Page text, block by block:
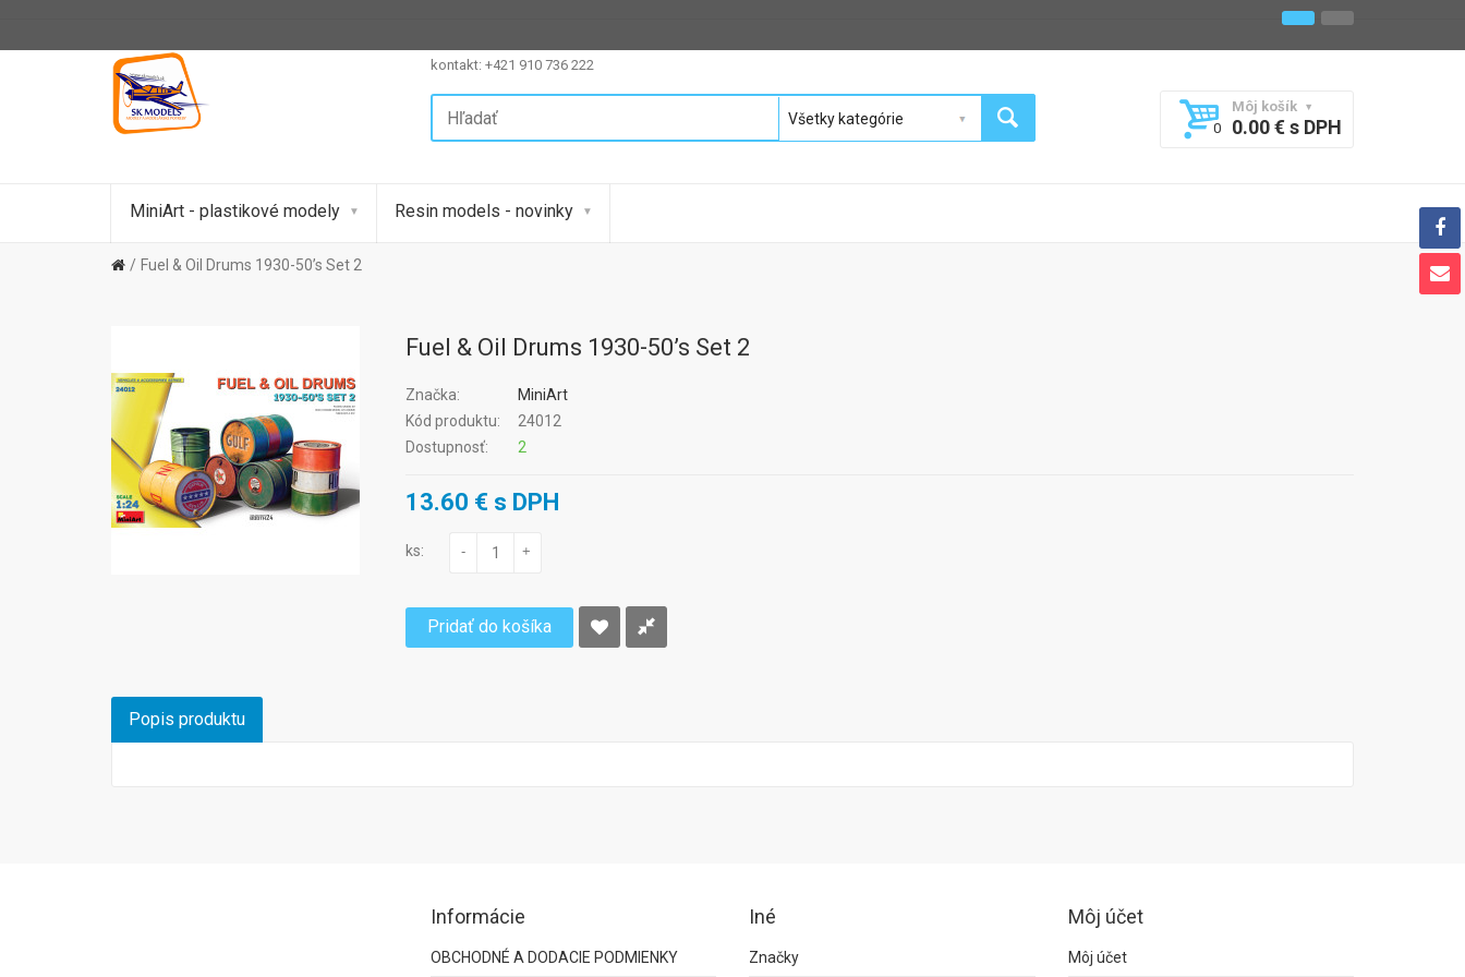
kontakt: +421 910 736 222
Môj košík
0
0.00 € s DPH
MiniArt - plastikové modely Resin models - novinky
Fuel & Oil Drums 1930-50’s Set 2
Fuel & Oil Drums 1930-50’s Set 2
Značka:
MiniArt
Kód produktu:
24012
Dostupnosť:
2
13.60 € s DPH
ks: - +
Pridať do košíka
Popis produktu
Informácie
OBCHODNÉ A DODACIE PODMIENKY
Iné
Značky
Môj účet
Môj účet